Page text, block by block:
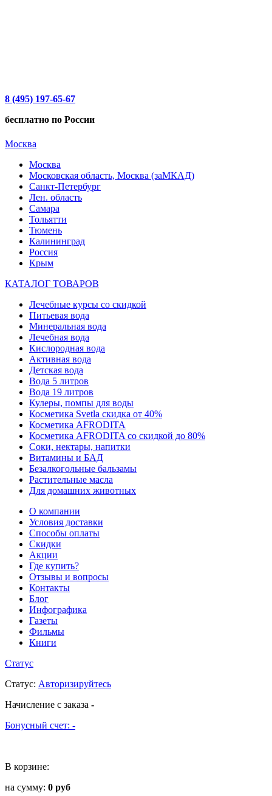
8 (495) 197-65-67
бесплатно по России
Москва
Москва
Московская область, Москва (заМКАД)
Санкт-Петербург
Лен. область
Самара
Тольятти
Тюмень
Калининград
Россия
Крым
КАТАЛОГ ТОВАРОВ
Лечебные курсы со скидкой
Питьевая вода
Минеральная вода
Лечебная вода
Кислородная вода
Активная вода
Детская вода
Вода 5 литров
Вода 19 литров
Кулеры, помпы для воды
Косметика Svetla скидка от 40%
Косметика AFRODITA
Косметика AFRODITA со скидкой до 80%
Соки, нектары, напитки
Витамины и БАД
Безалкогольные бальзамы
Растительные масла
Для домашних животных
О компании
Условия доставки
Способы оплаты
Скидки
Акции
Где купить?
Отзывы и вопросы
Контакты
Блог
Инфографика
Газеты
Фильмы
Книги
Статус
Статус: Авторизируйтесь
Начисление с заказа -
Бонусный счет: -
В корзине:
на сумму: 0 руб